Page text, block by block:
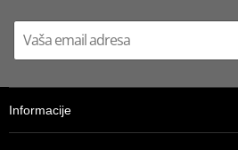
Informacije